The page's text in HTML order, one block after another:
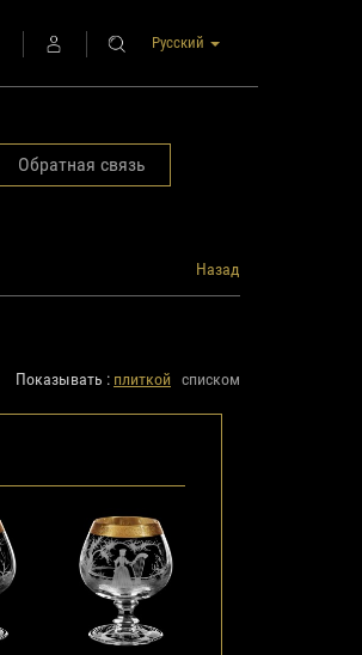
Русский
Обратная связь
Назад
Показывать : плиткой списком